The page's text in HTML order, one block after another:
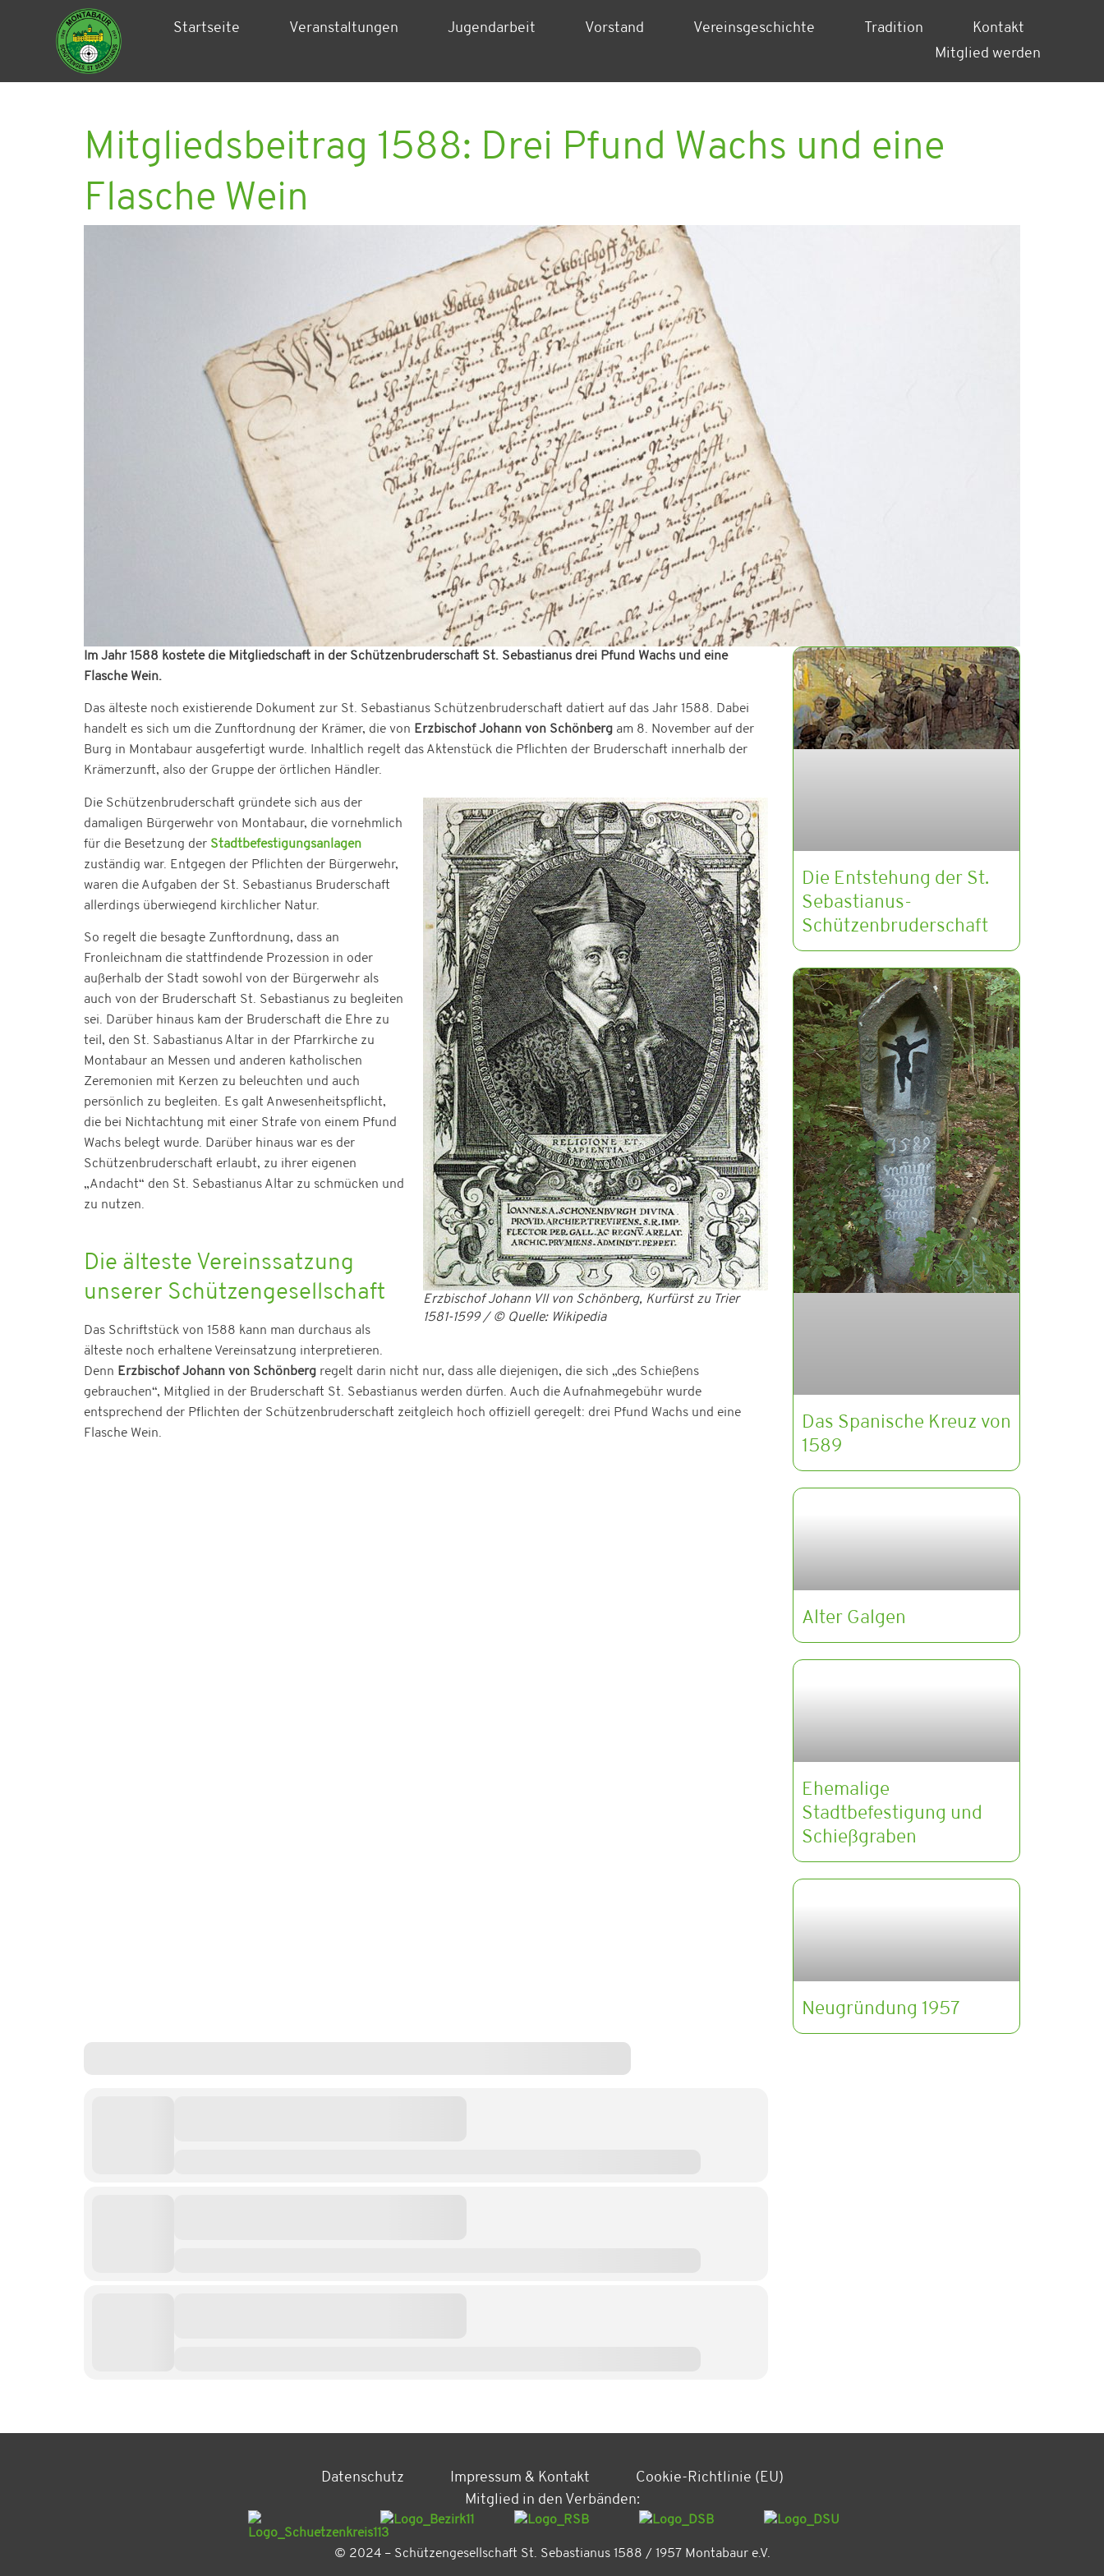
Startseite Veranstaltungen Jugendarbeit Vorstand Vereinsgeschichte Tradition
Kontakt
Mitglied werden
Mitgliedsbeitrag 1588: Drei Pfund Wachs und eine
Flasche Wein
Im Jahr 1588 kostete die Mitgliedschaft in der Schützenbruderschaft St. Sebastianus drei Pfund Wachs und eine
Flasche Wein.
Das älteste noch existierende Dokument zur St. Sebastianus Schützenbruderschaft datiert auf das Jahr 1588. Dabei
handelt es sich um die Zunftordnung der Krämer, die von Erzbischof Johann von Schönberg am 8. November auf der
Burg in Montabaur ausgefertigt wurde. Inhaltlich regelt das Aktenstück die Pflichten der Bruderschaft innerhalb der
Krämerzunft, also der Gruppe der örtlichen Händler.
Erzbischof Johann VII von Schönberg, Kurfürst zu Trier
1581-1599 / © Quelle: Wikipedia
Die Schützenbruderschaft gründete sich aus der
damaligen Bürgerwehr von Montabaur, die vornehmlich
für die Besetzung der Stadtbefestigungsanlagen
zuständig war. Entgegen der Pflichten der Bürgerwehr,
waren die Aufgaben der St. Sebastianus Bruderschaft
allerdings überwiegend kirchlicher Natur.
So regelt die besagte Zunftordnung, dass an
Fronleichnam die stattfindende Prozession in oder
außerhalb der Stadt sowohl von der Bürgerwehr als
auch von der Bruderschaft St. Sebastianus zu begleiten
sei. Darüber hinaus kam der Bruderschaft die Ehre zu
teil, den St. Sabastianus Altar in der Pfarrkirche zu
Montabaur an Messen und anderen katholischen
Zeremonien mit Kerzen zu beleuchten und auch
persönlich zu begleiten. Es galt Anwesenheitspflicht,
die bei Nichtachtung mit einer Strafe von einem Pfund
Wachs belegt wurde. Darüber hinaus war es der
Schützenbruderschaft erlaubt, zu ihrer eigenen
„Andacht“ den St. Sebastianus Altar zu schmücken und
zu nutzen.
Die älteste Vereinssatzung
unserer Schützengesellschaft
Das Schriftstück von 1588 kann man durchaus als
älteste noch erhaltene Vereinsatzung interpretieren.
Denn Erzbischof Johann von Schönberg regelt darin nicht nur, dass alle diejenigen, die sich „des Schießens
gebrauchen“, Mitglied in der Bruderschaft St. Sebastianus werden dürfen. Auch die Aufnahmegebühr wurde
entsprechend der Pflichten der Schützenbruderschaft zeitgleich hoch offiziell geregelt: drei Pfund Wachs und eine
Flasche Wein.
Die Entstehung der St.
Sebastianus-
Schützenbruderschaft
Das Spanische Kreuz von
1589
Alter Galgen
Ehemalige
Stadtbefestigung und
Schießgraben
Neugründung 1957
Datenschutz Impressum & Kontakt
Cookie-Richtlinie (EU)
Mitglied in den Verbänden:
© 2024 – Schützengesellschaft St. Sebastianus 1588 / 1957 Montabaur e.V.